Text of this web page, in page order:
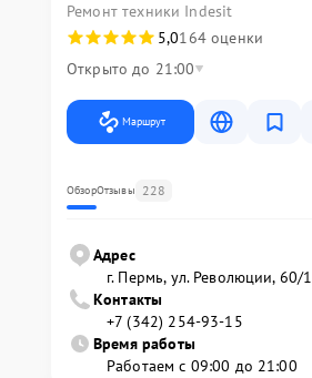
Ремонт техники Indesit
5,0164 оценки
Открыто до 21:00
Маршрут
ОбзорОтзывы 228
Адрес
г. Пермь, ул. ​Революции, 60/1
Контакты
+7 (342) 254-93-15
Время работы
Работаем с 09:00 до 21:00